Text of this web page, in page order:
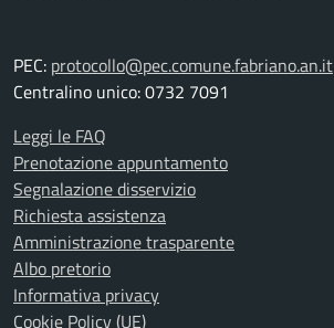
PEC: protocollo@pec.comune.fabriano.an.it
Centralino unico: 0732 7091
Leggi le FAQ
Prenotazione appuntamento
Segnalazione disservizio
Richiesta assistenza
Amministrazione trasparente
Albo pretorio
Informativa privacy
Cookie Policy (UE)